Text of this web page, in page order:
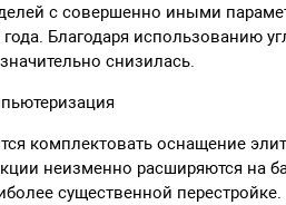
с совершенно иными
Благодаря использованию
снизилась.
комплектовать оснащение
неизменно расширяются на
существенной